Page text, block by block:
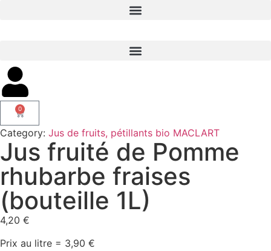
0
Category: Jus de fruits, pétillants bio MACLART
Jus fruité de Pomme
rhubarbe fraises
(bouteille 1L)
4,20 €
Prix au litre = 3,90 €